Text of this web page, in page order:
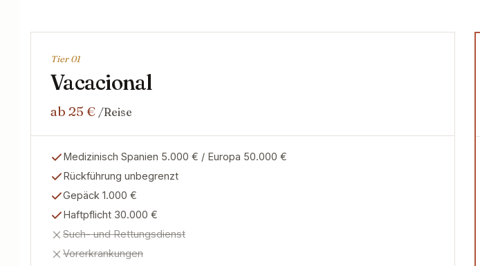
Tier 01
Vacacional
ab 25 € /Reise
Medizinisch Spanien 5.000 € / Europa 50.000 €
Rückführung unbegrenzt
Gepäck 1.000 €
Haftpflicht 30.000 €
Such- und Rettungsdienst
Vorerkrankungen